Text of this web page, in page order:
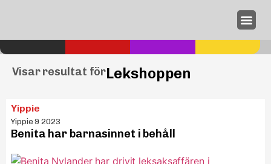
Visar resultat förLekshoppen
Yippie
Yippie 9 2023
Benita har barnasinnet i behåll